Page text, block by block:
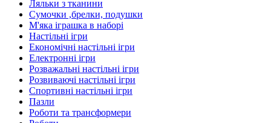
Ляльки з тканини
Сумочки ,брелки, подушки
М'яка іграшка в наборі
Настільні ігри
Економічні настільні ігри
Електронні ігри
Розважальні настільні ігри
Розвиваючі настільні ігри
Спортивні настільні ігри
Пазли
Роботи та трансформери